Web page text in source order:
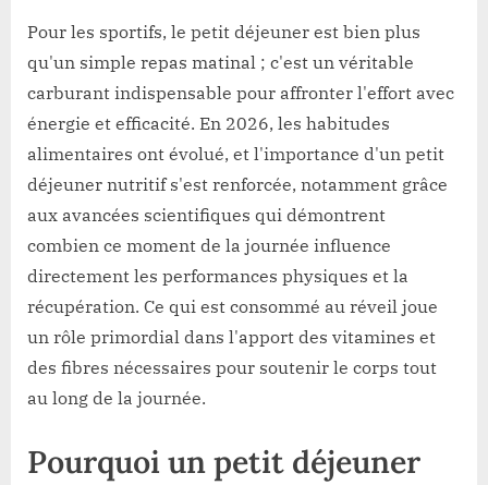
déjeuner
sportif
recettes
pour
bien
Pour les sportifs, le petit déjeuner est bien plus
qu'un simple repas matinal ; c'est un véritable
carburant indispensable pour affronter l'effort avec
énergie et efficacité. En 2026, les habitudes
alimentaires ont évolué, et l'importance d'un petit
déjeuner nutritif s'est renforcée, notamment grâce
aux avancées scientifiques qui démontrent
combien ce moment de la journée influence
directement les performances physiques et la
récupération. Ce qui est consommé au réveil joue
un rôle primordial dans l'apport des vitamines et
des fibres nécessaires pour soutenir le corps tout
au long de la journée.
Pourquoi un petit déjeuner